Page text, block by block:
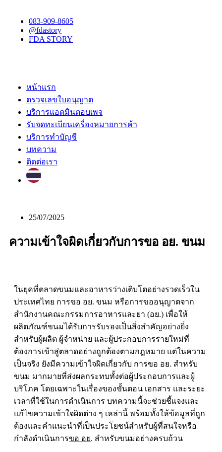
083-909-8605
@fdastory
FDA STORY
หน้าแรก
ตรวจเลขใบอนุญาต
บริการแอดมินตอบเพจ
รับจดทะเบียนเครื่องหมายการค้า
บริการทำบัญชี
บทความ
ติดต่อเรา
25/07/2025
ความเข้าใจผิดเกี่ยวกับการขอ อย. ขนม
ในยุคที่ตลาดขนมและอาหารว่างเติบโตอย่างรวดเร็วใน
ประเทศไทย การขอ อย. ขนม หรือการขออนุญาตจาก
สำนักงานคณะกรรมการอาหารและยา (อย.) เพื่อให้
ผลิตภัณฑ์ขนมได้รับการรับรองเป็นสิ่งสำคัญอย่างยิ่ง
สำหรับผู้ผลิต ผู้จำหน่าย และผู้ประกอบการรายใหม่ที่
ต้องการเข้าสู่ตลาดอย่างถูกต้องตามกฎหมาย แต่ในความ
เป็นจริง ยังมีความเข้าใจผิดเกี่ยวกับ การขอ อย. สำหรับ
ขนม มากมายที่ส่งผลกระทบทั้งต่อผู้ประกอบการและผู้
บริโภค โดยเฉพาะในเรื่องของขั้นตอน เอกสาร และระยะ
เวลาที่ใช้ในการดำเนินการ บทความนี้จะช่วยชี้แจงและ
แก้ไขความเข้าใจผิดต่าง ๆ เหล่านี้ พร้อมทั้งให้ข้อมูลที่ถูก
ต้องและคำแนะนำที่เป็นประโยชน์สำหรับผู้ที่สนใจหรือ
กำลังดำเนินการขอ อย. สำหรับขนมอย่างครบถ้วน